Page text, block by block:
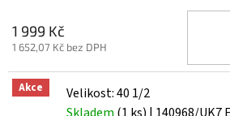
1 999 Kč
1 652,07 Kč bez DPH
Akce
Velikost: 40 1/2